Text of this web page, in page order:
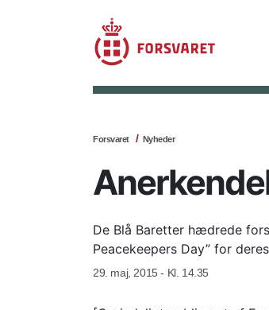
Forsvaret Nyheder
De Blå Baretter hædrede
Peacekeepers Day” for
29. maj, 2015 - Kl. 14.35